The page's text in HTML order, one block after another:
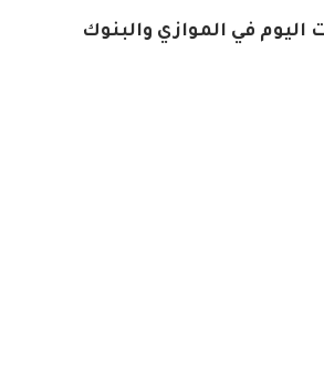
اليوم في الموازي والبنوك